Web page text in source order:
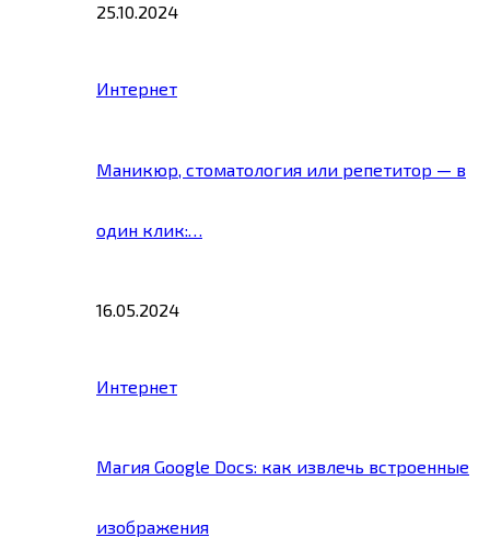
25.10.2024
Интернет
Маникюр, стоматология или репетитор — в
один клик:…
16.05.2024
Интернет
Магия Google Docs: как извлечь встроенные
изображения